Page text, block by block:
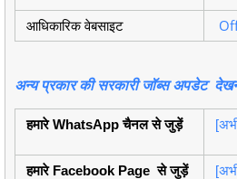
आधिकारिक वेबसाइट
अन्य प्रकार की सरकारी जॉब्स अपडेट
हमारे WhatsApp चैनल से जुड़ें
हमारे Facebook Page से जुड़ें